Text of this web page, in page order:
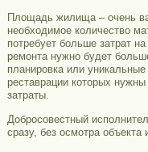
Площадь жилища – очень
необходимое количество
потребует больше затрат
ремонта нужно будет
планировка или
реставрации которых
затраты.
Добросовестный
сразу, без осмотра объекта